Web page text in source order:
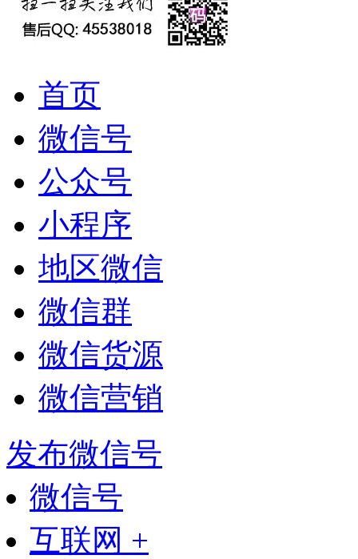
首页
微信号
公众号
小程序
地区微信
微信群
微信货源
微信营销
发布微信号
微信号
互联网 +